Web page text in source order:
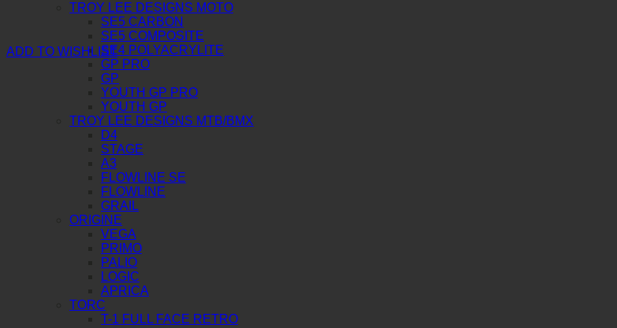
TROY LEE DESIGNS MOTO
SE5 CARBON
SE5 COMPOSITE
SE4 POLYACRYLITE
GP PRO
GP
YOUTH GP PRO
YOUTH GP
TROY LEE DESIGNS MTB/BMX
D4
STAGE
A3
FLOWLINE SE
FLOWLINE
GRAIL
ORIGINE
VEGA
PRIMO
PALIO
LOGIC
APRICA
TORC
T-1 FULL FACE RETRO
ADD TO WISHLIST